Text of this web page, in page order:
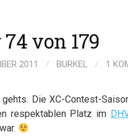
von 179
2011 / BURKEL / 1
Die XC-Contest-
respektablen Platz im